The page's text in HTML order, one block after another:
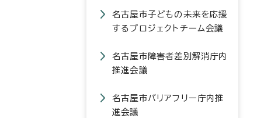
名古屋市子どもの未来を応援
するプロジェクトチーム会議
名古屋市障害者差別解消庁内
推進会議
名古屋市バリアフリー庁内推
進会議